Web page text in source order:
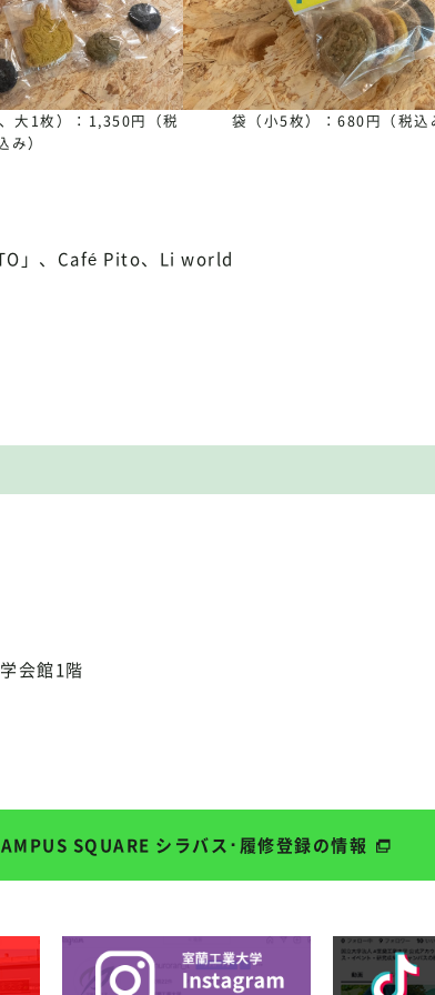
大1枚）：1,350円（税
み）
袋（小5枚）：680円（税込
」、Café Pito、Li world
会館1階
SQUARE シラバス･履修登録の情報